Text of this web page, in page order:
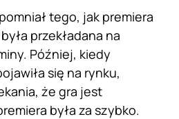
tego, jak premiera
przekładana na
Później, kiedy
się na rynku,
że gra jest
była za szybko.